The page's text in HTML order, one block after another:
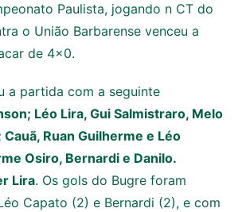
Paulista, jogando n CT do
o União Barbarense venceu a
de 4×0.
a partida com a seguinte
Léo Lira, Gui Salmistraro, Melo
Cauã, Ruan Guilherme e Léo
Osiro, Bernardi e Danilo.
Lira. Os gols do Bugre foram
Capato (2) e Bernardi (2), e com